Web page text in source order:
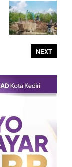
NEXT